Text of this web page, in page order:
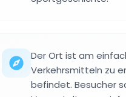
Der Ort ist am
Verkehrsmitteln zu
befindet. Besucher